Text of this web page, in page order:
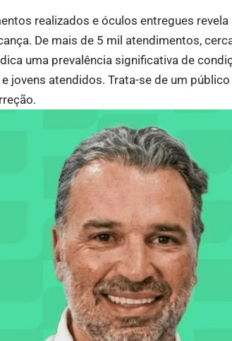
realizados e óculos entregues
De mais de 5 mil atendimentos,
uma prevalência significativa de
jovens atendidos. Trata-se de um